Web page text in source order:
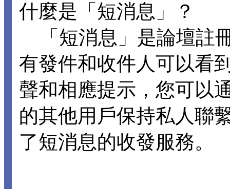
什麼是「短消息」？
「短消息」是論壇註
有發件和收件人可以看
聲和相應提示，您可以
的其他用戶保持私人聯
了短消息的收發服務。